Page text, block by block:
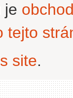
je
tejto
site.